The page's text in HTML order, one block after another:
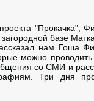
"Прокачка",
базе
нам Гоша
можно
со СМИ и
Три дня